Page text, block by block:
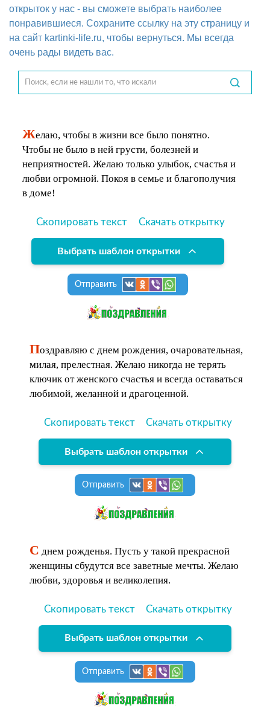
открыток у нас - вы сможете выбрать наиболее
понравившиеся. Сохраните ссылку на эту страницу и
на сайт kartinki-life.ru, чтобы вернуться. Мы всегда
очень рады видеть вас.
Желаю, чтобы в жизни все было понятно.
Чтобы не было в ней грусти, болезней и
неприятностей. Желаю только улыбок, счастья и
любви огромной. Покоя в семье и благополучия
в доме!
Скопировать текст Скачать открытку
Выбрать шаблон открытки
Отправить
Поздравляю с днем рождения, очаровательная,
милая, прелестная. Желаю никогда не терять
ключик от женского счастья и всегда оставаться
любимой, желанной и драгоценной.
Скопировать текст Скачать открытку
Выбрать шаблон открытки
Отправить
С днем рожденья. Пусть у такой прекрасной
женщины сбудутся все заветные мечты. Желаю
любви, здоровья и великолепия.
Скопировать текст Скачать открытку
Выбрать шаблон открытки
Отправить